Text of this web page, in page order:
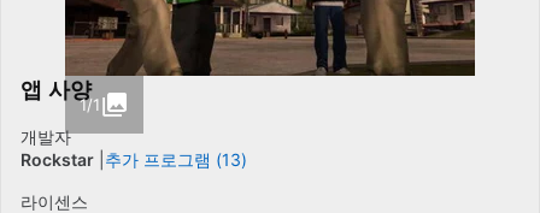
1/1
앱 사양
개발자
Rockstar 추가 프로그램 (13)
라이센스